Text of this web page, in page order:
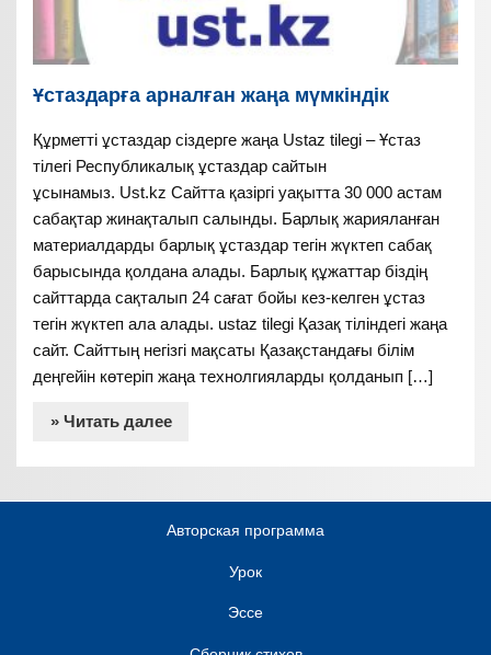
Ұстаздарға арналған жаңа мүмкіндік
Құрметті ұстаздар сіздерге жаңа Ustaz tilegi – Ұстаз
тілегі Республикалық ұстаздар сайтын
ұсынамыз. Ust.kz Сайтта қазіргі уақытта 30 000 астам
сабақтар жинақталып салынды. Барлық жарияланған
материалдарды барлық ұстаздар тегін жүктеп сабақ
барысында қолдана алады. Барлық құжаттар біздің
сайттарда сақталып 24 сағат бойы кез-келген ұстаз
тегін жүктеп ала алады. ustaz tilegi Қазақ тіліндегі жаңа
сайт. Сайттың негізгі мақсаты Қазақстандағы білім
деңгейін көтеріп жаңа технолгияларды қолданып […]
» Читать далее
Авторская программа
Урок
Эссе